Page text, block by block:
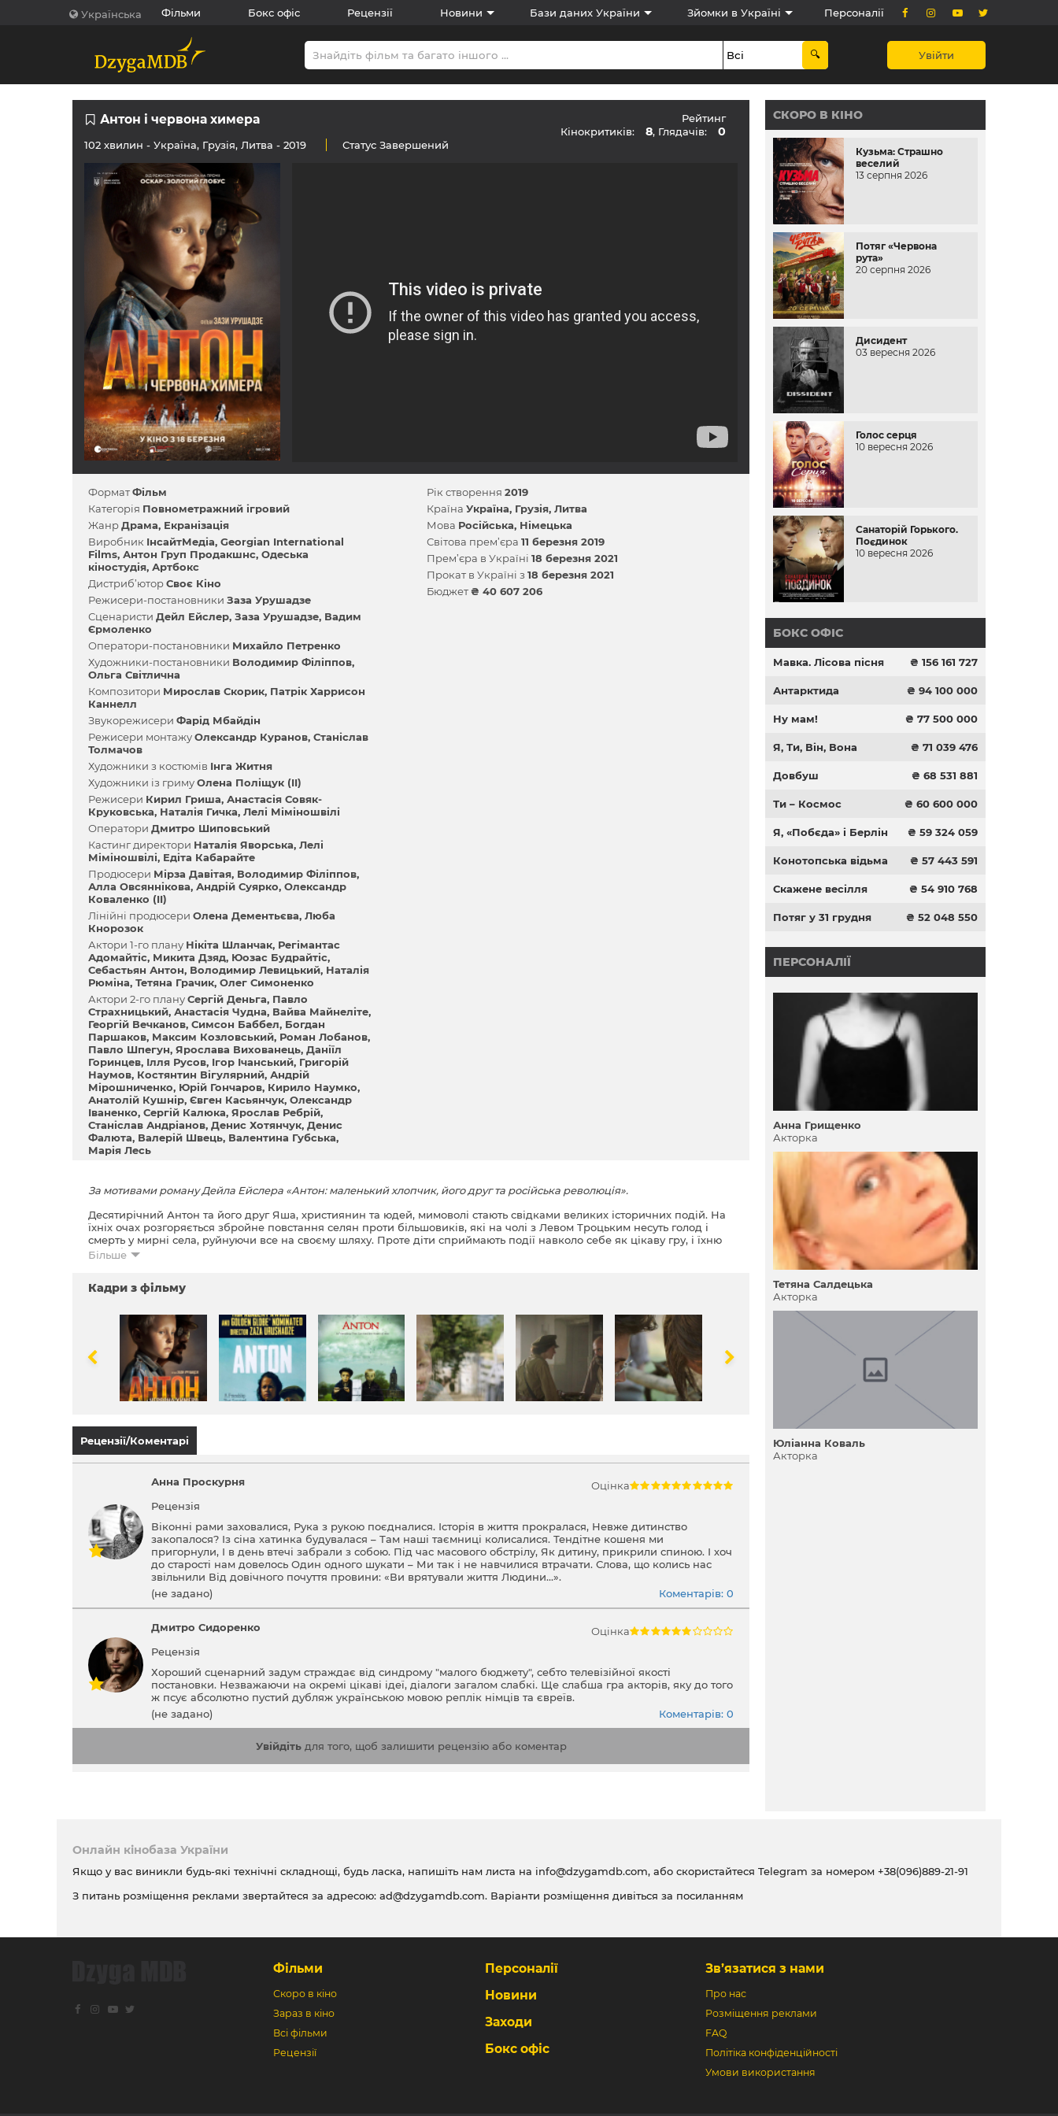
Українська Фільми Бокс офіс Рецензії Новини Бази даних України Зйомки в Україні Персоналії
Увійти
Антон і червона химера
102 хвилин - Україна, Грузія, Литва - 2019 Статус Завершений
Рейтинг
Кінокритиків:
8, Глядачів: 0
ФорматФільм
Категорія Повнометражний ігровий
ЖанрДрама Екранізація
Виробник ІнсайтМедіа Georgian International
Films Антон Груп Продакшнс Одеська
кіностудія Артбокс
Дистриб’юторСвоє Кіно
Режисери-постановники Заза Урушадзе
Сценаристи Дейл Ейслер Заза Урушадзе Вадим
Єрмоленко
Оператори-постановники Михайло Петренко
Художники-постановники Володимир Філіппов
Ольга Світлична
Композитори Мирослав Скорик Патрік Харрисон
Каннелл
Звукорежисери Фарід Мбайдін
Режисери монтажуОлександр Куранов Станіслав
Толмачов
Художники з костюмів Інга Житня
Художники із гримуОлена Поліщук (II)
Режисери Кирил Гриша Анастасія Совяк-
Круковська Наталія Гичка Лелі Міміношвілі
Оператори Дмитро Шиповський
Кастинг директори Наталія Яворська Лелі
Міміношвілі Едіта Кабарайте
Продюсери Мірза Давітая Володимир Філіппов
Алла Овсяннікова Андрій Суярко Олександр
Коваленко (II)
Лінійні продюсери Олена Дементьєва Люба
Кнорозок
Актори 1-го плану Нікіта Шланчак Регімантас
Адомайтіс Микита Дзяд Юозас Будрайтіс
Себастьян Антон Володимир Левицький Наталія
Рюміна Тетяна Грачик Олег Симоненко
Актори 2-го плануСергій Деньга Павло
Страхницький Анастасія Чудна Вайва Майнеліте
Георгій Вечканов Симсон Баббел Богдан
Паршаков Максим Козловський Роман Лобанов
Павло Шпегун Ярослава Вихованець Даніїл
Горинцев Ілля Русов Ігор Ічанський Григорій
Наумов Костянтин Вігулярний Андрій
Мірошниченко Юрій Гончаров Кирило Наумко
Анатолій Кушнір Євген Касьянчук Олександр
Іваненко Сергій Калюка Ярослав Ребрiй
Станіслав Андріанов Денис Хотянчук Денис
Фалюта Валерій Швець Валентина Губська
Марія Лесь
Рік створення 2019
Країна Україна Грузія Литва
Мова Російська Німецька
Світова прем’єра 11 березня 2019
Прем’єра в Україні 18 березня 2021
Прокат в Україні з 18 березня 2021
Бюджет ₴ 40 607 206
За мотивами роману Дейла Ейслера «Антон: маленький хлопчик, його друг та російська революція».
Десятирічний Антон та його друг Яша, християнин та юдей, мимоволі стають свідками великих історичних подій. На
їхніх очах розгоряється збройне повстання селян проти більшовиків, які на чолі з Левом Троцьким несуть голод і
смерть у мирні села, руйнуючи все на своєму шляху. Проте діти сприймають події навколо себе як цікаву гру, і їхню
дружбу не можуть зруйнувати ані червона химера російської революції, ані все криваве XX століття…
Більше
Кадри з фільму
Рецензії/Коментарі
Анна Проскурня
Оцінка
Рецензія
Віконні рами заховалися, Рука з рукою поєдналися. Історія в життя прокралася, Невже дитинство
закопалося? Із сіна хатинка будувалася – Там наші таємниці колисалися. Тендітне кошеня ми
пригорнули, І в день втечі забрали з собою. Під час масового обстрілу, Як дитину, прикрили спиною. І хоч
до старості нам довелось Один одного шукати – Ми так і не навчилися втрачати. Слова, що колись нас
звільнили Від довічного почуття провини: «Ви врятували життя Людини…».
(не задано)
Коментарів: 0
Дмитро Сидоренко
Оцінка
Рецензія
Хороший сценарний задум страждає від синдрому "малого бюджету", себто телевізійної якості
постановки. Незважаючи на окремі цікаві ідеї, діалоги загалом слабкі. Ще слабша гра акторів, яку до того
ж псує абсолютно пустий дубляж українською мовою реплік німців та євреїв.
(не задано)
Коментарів: 0
Увійдітьдля того, щоб залишити рецензію або коментар
СКОРО В КІНО
Кузьма: Страшно
веселий
13 серпня 2026
Потяг «Червона
рута»
20 серпня 2026
Дисидент
03 вересня 2026
Голос серця
10 вересня 2026
Санаторій Горького.
Поєдинок
10 вересня 2026
БОКС ОФІС
Мавка. Лісова пісня ₴ 156 161 727
Антарктида ₴ 94 100 000
Ну мам! ₴ 77 500 000
Я, Ти, Він, Вона ₴ 71 039 476
Довбуш ₴ 68 531 881
Ти – Космос ₴ 60 600 000
Я, «Побєда» і Берлін ₴ 59 324 059
Конотопська відьма ₴ 57 443 591
Скажене весілля ₴ 54 910 768
Потяг у 31 грудня ₴ 52 048 550
ПЕРСОНАЛІЇ
Анна Грищенко
Акторка
Тетяна Салдецька
Акторка
Юліанна Коваль
Акторка
Онлайн кінобаза України
Якщо у вас виникли будь-які технічні складнощі, будь ласка, напишіть нам листа на info@dzygamdb.com, або скористайтеся Telegram за номером +38(096)889-21-91
З питань розміщення реклами звертайтеся за адресою: ad@dzygamdb.com. Варіанти розміщення дивіться за посиланням
Фільми
Скоро в кіно
Зараз в кіно
Всі фільми
Рецензії
Персоналії
Новини
Заходи
Бокс офіс
Зв’язатися з нами
Про нас
Розміщення реклами
FAQ
Політіка конфіденційності
Умови використання